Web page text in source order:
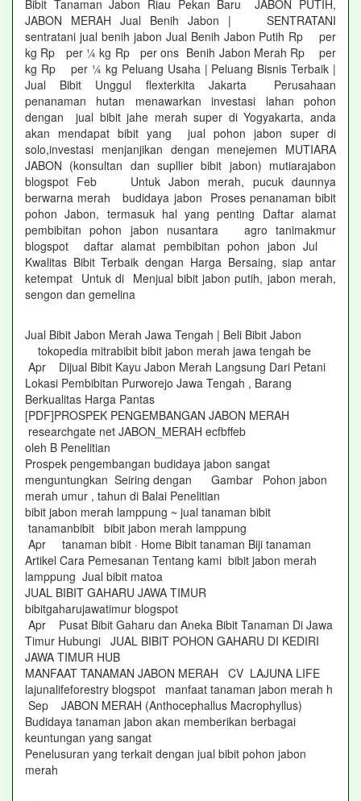
Bibit Tanaman Jabon Riau Pekan Baru JABON PUTIH,
JABON MERAH Jual Benih Jabon | SENTRATANI
sentratani jual benih jabon Jual Benih Jabon Putih Rp per
kg Rp per ¼ kg Rp per ons Benih Jabon Merah Rp per
kg Rp per ¼ kg Peluang Usaha | Peluang Bisnis Terbaik |
Jual Bibit Unggul flexterkita Jakarta Perusahaan
penanaman hutan menawarkan investasi lahan pohon
dengan jual bibit jahe merah super di Yogyakarta, anda
akan mendapat bibit yang jual pohon jabon super di
solo,investasi menjanjikan dengan menejemen MUTIARA
JABON (konsultan dan supllier bibit jabon) mutiarajabon
blogspot Feb Untuk Jabon merah, pucuk daunnya
berwarna merah budidaya jabon Proses penanaman bibit
pohon Jabon, termasuk hal yang penting Daftar alamat
pembibitan pohon jabon nusantara agro tanimakmur
blogspot daftar alamat pembibitan pohon jabon Jul
Kwalitas Bibit Terbaik dengan Harga Bersaing, siap antar
ketempat Untuk di Menjual bibit jabon putih, jabon merah,
sengon dan gemelina
Jual Bibit Jabon Merah Jawa Tengah | Beli Bibit Jabon
tokopedia mitrabibit bibit jabon merah jawa tengah be
Apr Dijual Bibit Kayu Jabon Merah Langsung Dari Petani
Lokasi Pembibitan Purworejo Jawa Tengah , Barang
Berkualitas Harga Pantas
[PDF]PROSPEK PENGEMBANGAN JABON MERAH
researchgate net JABON_MERAH ecfbffeb
oleh B Penelitian
Prospek pengembangan budidaya jabon sangat
menguntungkan Seiring dengan Gambar Pohon jabon
merah umur , tahun di Balai Penelitian
bibit jabon merah lamppung ~ jual tanaman bibit
tanamanbibit bibit jabon merah lamppung
Apr tanaman bibit · Home Bibit tanaman Biji tanaman
Artikel Cara Pemesanan Tentang kami bibit jabon merah
lamppung Jual bibit matoa
JUAL BIBIT GAHARU JAWA TIMUR
bibitgaharujawatimur blogspot
Apr Pusat Bibit Gaharu dan Aneka Bibit Tanaman Di Jawa
Timur Hubungi JUAL BIBIT POHON GAHARU DI KEDIRI
JAWA TIMUR HUB
MANFAAT TANAMAN JABON MERAH CV LAJUNA LIFE
lajunalifeforestry blogspot manfaat tanaman jabon merah h
Sep JABON MERAH (Anthocephallus Macrophyllus)
Budidaya tanaman jabon akan memberikan berbagai
keuntungan yang sangat
Penelusuran yang terkait dengan jual bibit pohon jabon
merah